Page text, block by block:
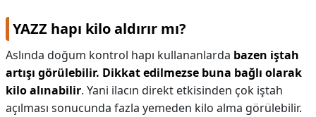
YAZZ hapı kilo aldırır mı?
Aslında doğum kontrol hapı kullananlarda bazen iştah
artışı görülebilir. Dikkat edilmezse buna bağlı olarak
kilo alınabilir. Yani ilacın direkt etkisinden çok iştah
açılması sonucunda fazla yemeden kilo alma görülebilir.